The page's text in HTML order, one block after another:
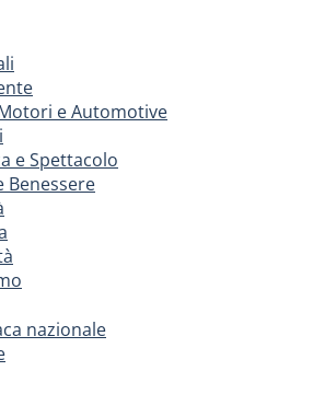
e Automotive
e Spettacolo
Benessere
nazionale